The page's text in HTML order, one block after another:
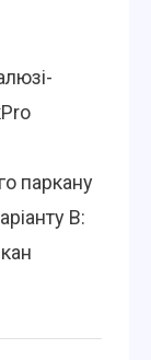
паркану
B: